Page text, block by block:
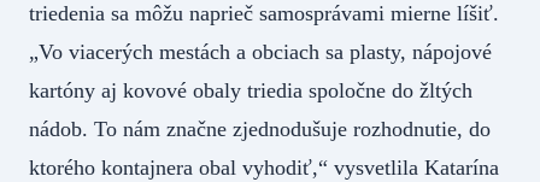
triedenia sa môžu naprieč samosprávami mierne líšiť.
„Vo viacerých mestách a obciach sa plasty, nápojové
kartóny aj kovové obaly triedia spoločne do žltých
nádob. To nám značne zjednodušuje rozhodnutie, do
ktorého kontajnera obal vyhodiť,“ vysvetlila Katarína